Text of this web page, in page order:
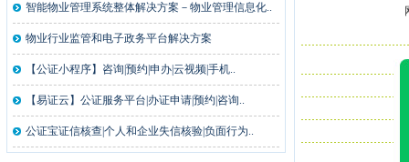
智能物业管理系统整体解决方案－物业管理信息化..
物业行业监管和电子政务平台解决方案
【公证小程序】咨询|预约|申办|云视频|手机..
【易证云】公证服务平台|办证申请|预约|咨询..
公证宝证信核查|个人和企业失信核验|负面行为..